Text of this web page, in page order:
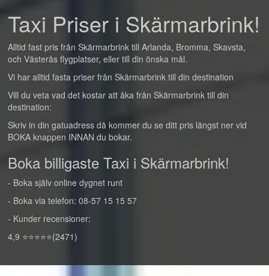
Taxi Priser i Skärmarbrink!
Alltid fast pris från Skärmarbrink till Arlanda, Bromma, Skavsta,
och Västerås flygplatser, eller till din önska mål.
Vi har alltid fasta priser från Skärmarbrink till din destination
Vill du veta vad det kostar att åka från Skärmarbrink till din
destination:
Skriv in din gatuadress då kommer du se ditt pris längst ner vid
BOKA knappen INNAN du bokar.
Boka billigaste Taxi i Skärmarbrink!
- Boka själv online dygnet runt
- Boka via telefon: 08-57 15 15 57
- Kunder recensioner:
4,9 ⭐⭐⭐⭐⭐(2471)